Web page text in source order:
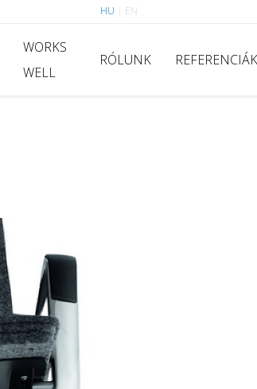
HU EN
WORKS
WELL
RÓLUNK REFERENCIÁK